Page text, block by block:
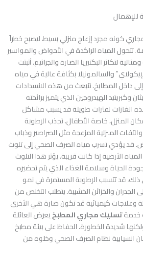
كونه مجرد إزعاج منزلي بسيط، ليصبح خطراً
تتحول المياه الراكدة في الأحواض والمواسير
لتكاثر البكتيريا الضارة والجراثيم. أثبتت
والسالمونيلا بكثافة عالية في مياه
داخل المطابخ. تنبعث من هذه الانسدادات
وكبريتيد الهيدروجين الذي يتميز برائحته
الغازات لفترات طويلة قد يسبب مشاكل
المنزل، خاصة الأطفال. تجذب الرطوبة
المنزلية المزعجة مثل الصراصير وذباب
قد يؤدي تسرب مياه الصرف الصحي إلى تلوث
الأرضية إذا كانت قريبة. يؤثر هذا التلوث
الحياة وسلامة الغذاء الذي يتم تحضيره
ذلك، قد تتسبب الرطوبة المستمرة في نمو
والخزائن الخشبية. يتطلب التخلص من
وعلاجات كيميائية قد تكون ضارة هي الأخرى
خدمةتسليك مجاري المطبخيعرض العائلة
شديدة الخطورة. الحفاظ على بيئة مطبخ
انسيابية نظام الصرف الصحي وخلوه من